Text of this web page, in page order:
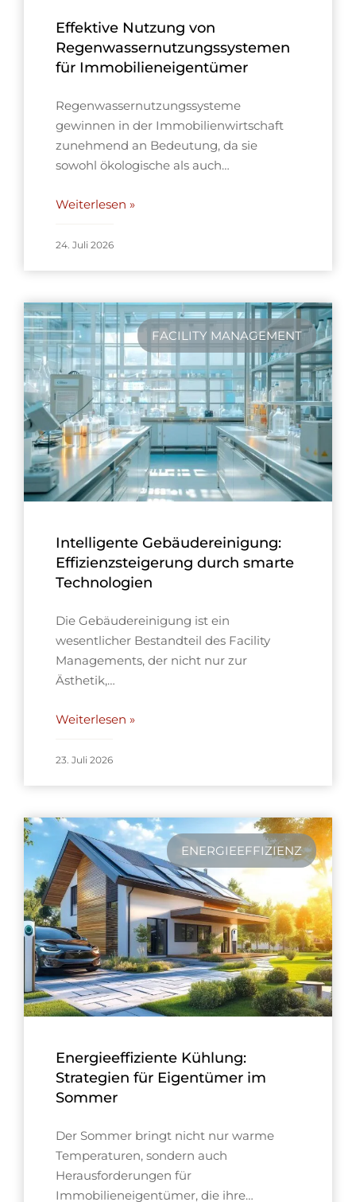
Effektive Nutzung von
Regenwassernutzungssystemen
für Immobilieneigentümer
Regenwassernutzungssysteme
gewinnen in der Immobilienwirtschaft
zunehmend an Bedeutung, da sie
sowohl ökologische als auch…
Weiterlesen »
24. Juli 2026
FACILITY MANAGEMENT
Intelligente Gebäudereinigung:
Effizienzsteigerung durch smarte
Technologien
Die Gebäudereinigung ist ein
wesentlicher Bestandteil des Facility
Managements, der nicht nur zur
Ästhetik,…
Weiterlesen »
23. Juli 2026
ENERGIEEFFIZIENZ
Energieeffiziente Kühlung:
Strategien für Eigentümer im
Sommer
Der Sommer bringt nicht nur warme
Temperaturen, sondern auch
Herausforderungen für
Immobilieneigentümer, die ihre…